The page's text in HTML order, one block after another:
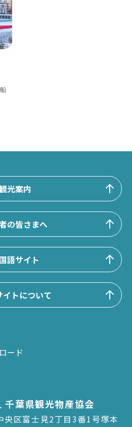
光案内
の皆さまへ
語サイト
イトについて
ード
千葉県観光物産協会
区富士見2丁目3番1号塚本